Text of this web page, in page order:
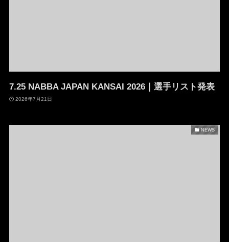
7.25 NABBA JAPAN KANSAI 2026｜選手リスト発表
2026年7月21日
NEWS